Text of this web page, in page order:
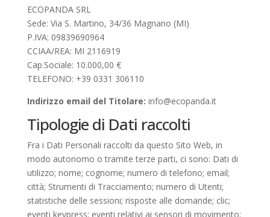
ECOPANDA SRL
Sede: Via S. Martino, 34/36 Magnano (MI)
P.IVA: 09839690964
CCIAA/REA: MI 2116919
Cap.Sociale: 10.000,00 €
TELEFONO: +39 0331 306110
Indirizzo email del Titolare: info@ecopanda.it
Tipologie di Dati raccolti
Fra i Dati Personali raccolti da questo Sito Web, in
modo autonomo o tramite terze parti, ci sono: Dati di
utilizzo; nome; cognome; numero di telefono; email;
città; Strumenti di Tracciamento; numero di Utenti;
statistiche delle sessioni; risposte alle domande; clic;
eventi keypress; eventi relativi ai sensori di movimento;